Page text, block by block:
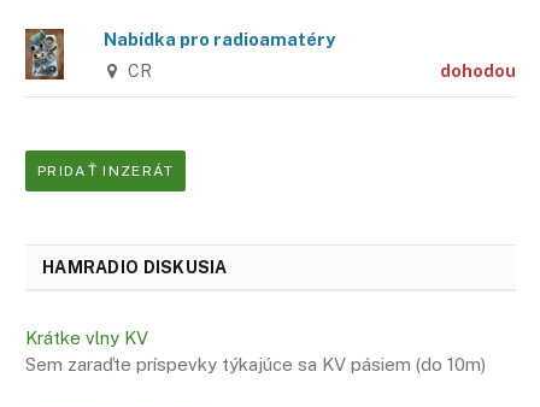
Nabídka pro radioamatéry
CR dohodou
PRIDAŤ INZERÁT
HAMRADIO DISKUSIA
Krátke vlny KV
Sem zaraďte príspevky týkajúce sa KV pásiem (do 10m)